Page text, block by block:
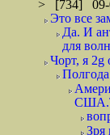
> [734] 09-
Это все
Да. И
для
Чорт, я 2g
Зря